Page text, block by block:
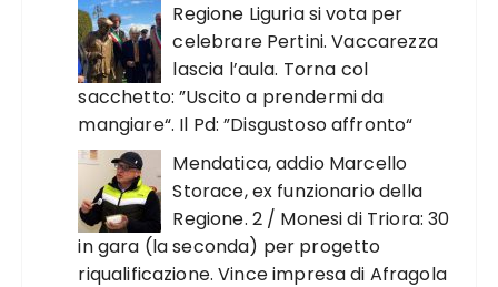
Regione Liguria si vota per
celebrare Pertini. Vaccarezza
lascia l’aula. Torna col
sacchetto: ”Uscito a prendermi da
mangiare“. Il Pd: ”Disgustoso affronto“
Mendatica, addio Marcello
Storace, ex funzionario della
Regione. 2 / Monesi di Triora: 30
in gara (la seconda) per progetto
riqualificazione. Vince impresa di Afragola